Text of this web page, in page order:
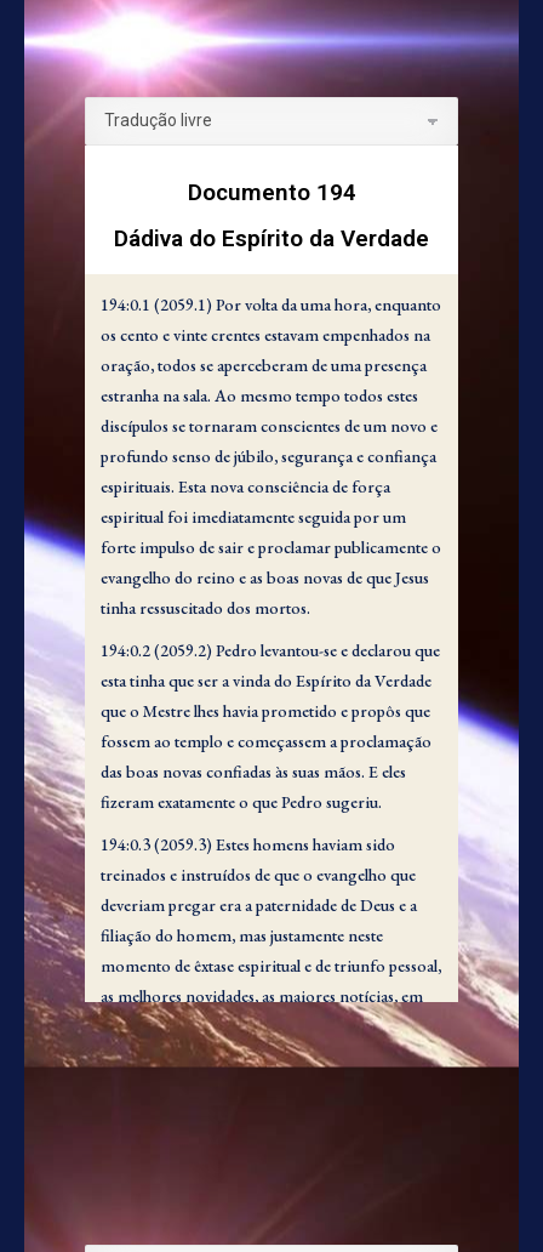
Documento 194
Dádiva do Espírito da Verdade
194:0.1 (2059.1) Por volta da uma hora, enquanto
os cento e vinte crentes estavam empenhados na
oração, todos se aperceberam de uma presença
estranha na sala. Ao mesmo tempo todos estes
discípulos se tornaram conscientes de um novo e
profundo senso de júbilo, segurança e confiança
espirituais. Esta nova consciência de força
espiritual foi imediatamente seguida por um
forte impulso de sair e proclamar publicamente o
evangelho do reino e as boas novas de que Jesus
tinha ressuscitado dos mortos.
194:0.2 (2059.2) Pedro levantou-se e declarou que
esta tinha que ser a vinda do Espírito da Verdade
que o Mestre lhes havia prometido e propôs que
fossem ao templo e começassem a proclamação
das boas novas confiadas às suas mãos. E eles
fizeram exatamente o que Pedro sugeriu.
194:0.3 (2059.3) Estes homens haviam sido
treinados e instruídos de que o evangelho que
deveriam pregar era a paternidade de Deus e a
filiação do homem, mas justamente neste
momento de êxtase espiritual e de triunfo pessoal,
as melhores novidades, as maiores notícias, em
que estes homens conseguiam pensar era
ofato do Mestre ressuscitado. E assim eles
alguns dos fatos associados ao evangelho. Pedro